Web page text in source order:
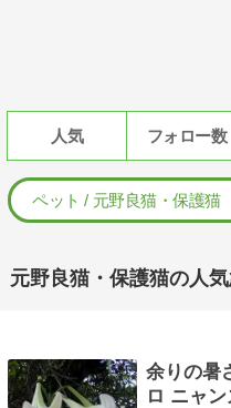
人気 フォロー数
元野良猫・保護猫の人
余りの暑
ロ ニャ